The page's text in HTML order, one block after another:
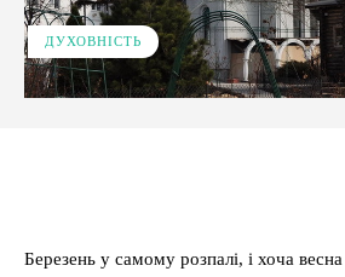
ДУХОВНІСТЬ
Березень у самому розпалі, і хоча